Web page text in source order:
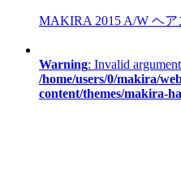
MAKIRA 2015 A/W ヘ
Warning: Invalid
/home/users/0/makira/
content/themes/makira-